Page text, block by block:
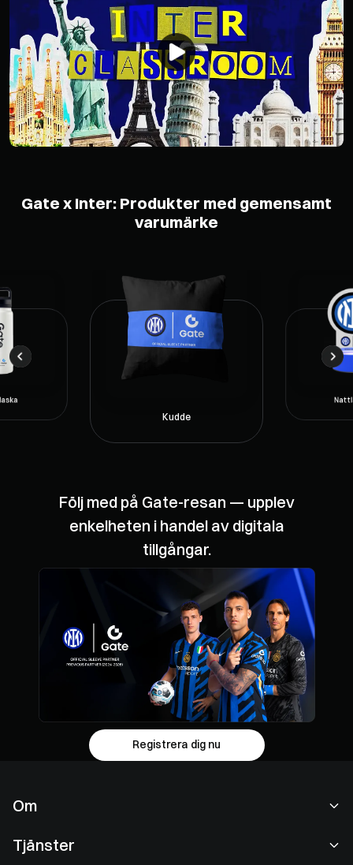
Gate x Inter: Produkter med gemensamt
varumärke
Kudde
Följ med på Gate-resan — upplev
enkelheten i handel av digitala
tillgångar.
Registrera dig nu
Om
Tjänster